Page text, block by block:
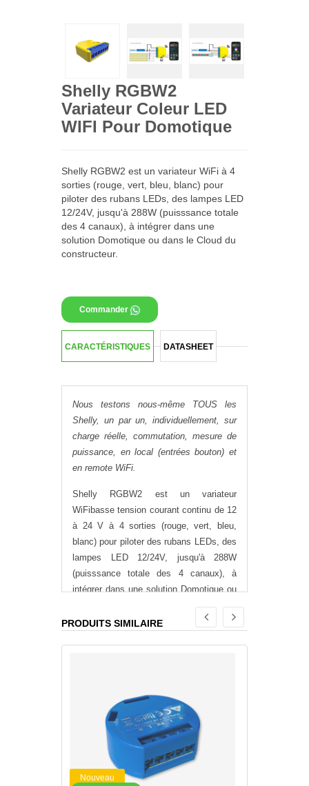
Shelly RGBW2
Variateur Coleur LED
WIFI Pour Domotique
Shelly RGBW2 est un variateur WiFi à 4
sorties (rouge, vert, bleu, blanc) pour
piloter des rubans LEDs, des lampes LED
12/24V, jusqu'à 288W (puisssance totale
des 4 canaux), à intégrer dans une
solution Domotique ou dans le Cloud du
constructeur.
Commander
CARACTÉRISTIQUES DATASHEET
Nous testons nous-même TOUS les
Shelly, un par un, individuellement, sur
charge réelle, commutation, mesure de
puissance, en local (entrées bouton) et
en remote WiFi.
Shelly RGBW2 est un variateur
WiFibasse tension courant continu de 12
à 24 V à 4 sorties (rouge, vert, bleu,
blanc) pour piloter des rubans LEDs, des
lampes LED 12/24V, jusqu'à 288W
(puisssance totale des 4 canaux), à
intégrer dans une solution Domotique ou
canaux combinés)
Charge max 12A
PRODUITS SIMILAIRE
Nouveau